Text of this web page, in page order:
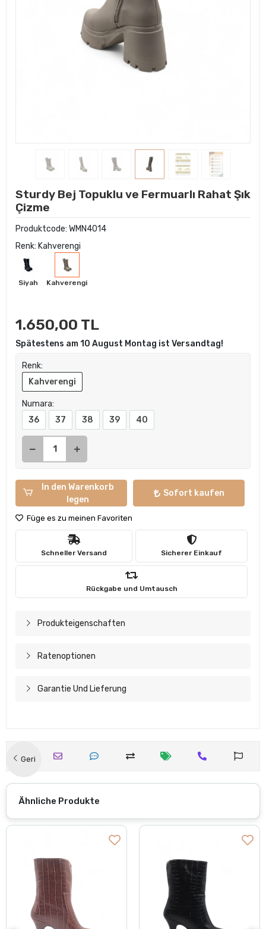
Geri
Sturdy Bej Topuklu ve Fermuarlı Rahat Şık
Çizme
Produktcode: WMN4014
Renk: Kahverengi
Siyah Kahverengi
1.650,00 TL
Spätestens am 10 August Montag ist Versandtag!
Renk:
Kahverengi
Numara:
36
37 38 39 40
In den Warenkorb
legen
Sofort kaufen
Füge es zu meinen Favoriten
Schneller Versand Sicherer Einkauf
Rückgabe und Umtausch
Produkteigenschaften
Ratenoptionen
Garantie Und Lieferung
Ähnliche Produkte